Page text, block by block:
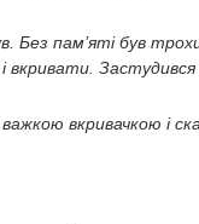
Без пам’яті був
вкривати.
вкривачкою і